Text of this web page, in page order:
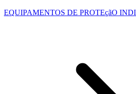
EQUIPAMENTOS DE PROTEçãO